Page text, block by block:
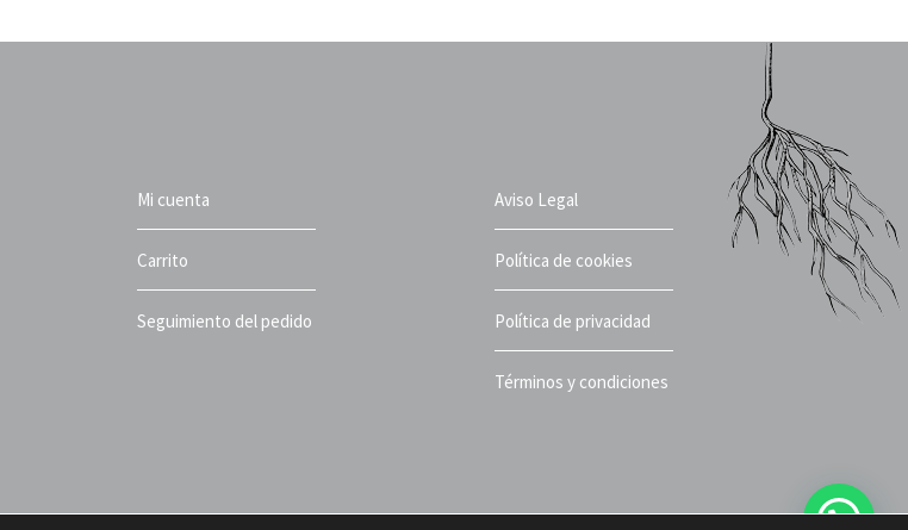
Mi cuenta
Carrito
Seguimiento del pedido
Aviso Legal
Política de cookies
Política de privacidad
Términos y condiciones